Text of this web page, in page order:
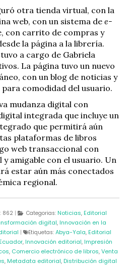
otra tienda virtual, con la
web, con un sistema de e-
con carrito de compras y
la página a la librería.
a cargo de Gabriela
La página tuvo un nuevo
con un blog de noticias y
comodidad del usuario.
mudanza digital con
integrada que incluye un
que permitirá aún
plataformas de libros
web transaccional con
amigable con el usuario. Un
estar aún más conectados
regional.
862 | Categorias: Noticias, Editorial
digital, Innovación en la
| Etiquetas: Abya-Yala, Editorial
, Innovación editorial, Impresión
, Comercio electrónico de libros, Venta
, Metadata editorial, Distribución digital